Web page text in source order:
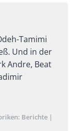
Tamimi
Und in der
Andre, Beat
Berichte